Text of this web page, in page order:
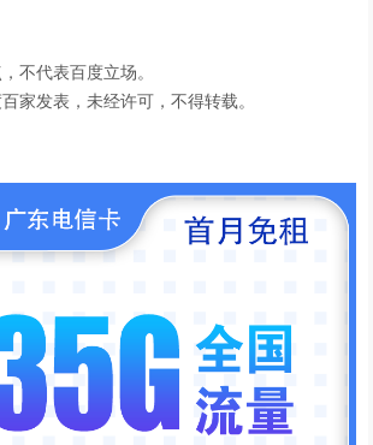
不代表百度立场。
家发表，未经许可，不得转载。